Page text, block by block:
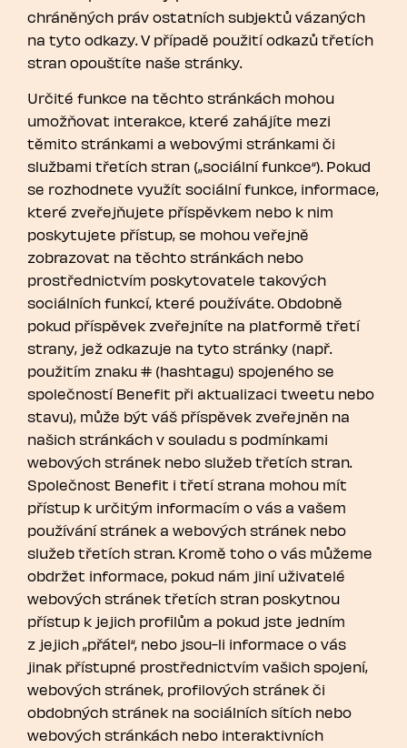
chráněných práv ostatních subjektů vázaných
na tyto odkazy. V případě použití odkazů třetích
stran opouštíte naše stránky.
Určité funkce na těchto stránkách mohou
umožňovat interakce, které zahájíte mezi
těmito stránkami a webovými stránkami či
službami třetích stran („sociální funkce“). Pokud
se rozhodnete využít sociální funkce, informace,
které zveřejňujete příspěvkem nebo k nim
poskytujete přístup, se mohou veřejně
zobrazovat na těchto stránkách nebo
prostřednictvím poskytovatele takových
sociálních funkcí, které používáte. Obdobně
pokud příspěvek zveřejníte na platformě třetí
strany, jež odkazuje na tyto stránky (např.
použitím znaku # (hashtagu) spojeného se
společností Benefit při aktualizaci tweetu nebo
stavu), může být váš příspěvek zveřejněn na
našich stránkách v souladu s podmínkami
webových stránek nebo služeb třetích stran.
Společnost Benefit i třetí strana mohou mít
přístup k určitým informacím o vás a vašem
používání stránek a webových stránek nebo
služeb třetích stran. Kromě toho o vás můžeme
obdržet informace, pokud nám jiní uživatelé
webových stránek třetích stran poskytnou
přístup k jejich profilům a pokud jste jedním
z jejich „přátel“, nebo jsou-li informace o vás
jinak přístupné prostřednictvím vašich spojení,
webových stránek, profilových stránek či
obdobných stránek na sociálních sítích nebo
webových stránkách nebo interaktivních